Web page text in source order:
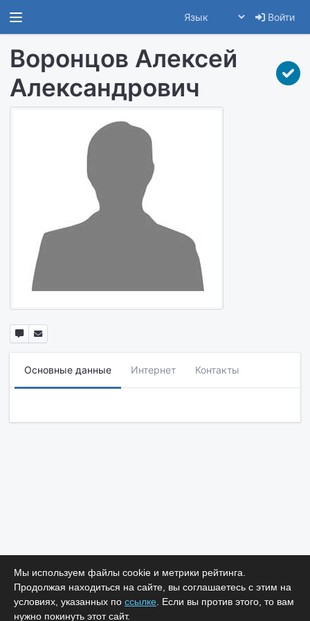
Войти
Воронцов Алексей
Александрович
Основные данные Интернет Контакты
Мы используем файлы cookie и метрики рейтинга.
Продолжая находиться на сайте, вы соглашаетесь с этим на
условиях, указанных по ссылке . Если вы против этого, то вам
нужно покинуть этот сайт.